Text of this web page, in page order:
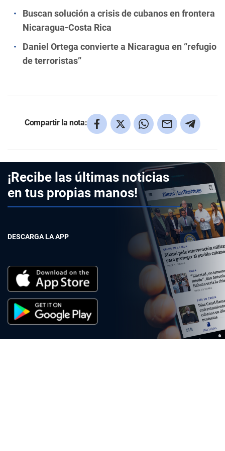
Buscan solución a crisis de cubanos en frontera
Nicaragua-Costa Rica
Daniel Ortega convierte a Nicaragua en “refugio
de terroristas”
Compartir la nota:
¡Recibe las últimas noticias
en tus propias manos!
DESCARGA LA APP